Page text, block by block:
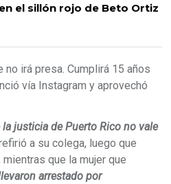
el sillón rojo de Beto Ortiz
irá presa. Cumplirá 15 años
vía Instagram y aprovechó
la justicia de Puerto Rico no vale
a su colega, luego que
que la mujer que
arrestado por